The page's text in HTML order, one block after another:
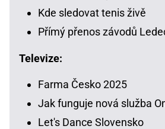
Kde sledovat tenis živě
Přímý přenos závodů
Televize:
Farma Česko 2025
Jak funguje nová služba
Let's Dance Slovensko